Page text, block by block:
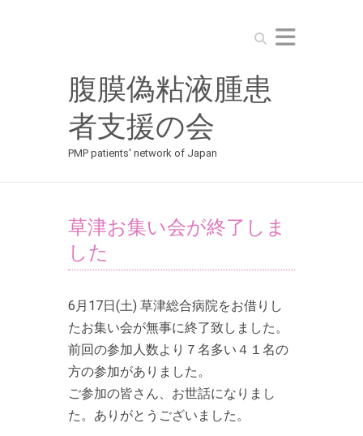
Search
腹膜偽粘液腫患
者支援の会
PMP patients' network of Japan
草津お集い会が終了しま
した
6月17日(土) 草津総合病院をお借りし
たお集い会が無事に終了致しました。
前回の参加人数より７名多い４１名の
方の参加がありました。
ご参加の皆さん、お世話になりまし
た。ありがとうございました。